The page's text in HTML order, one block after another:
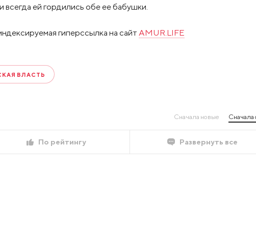
ей гордились обе ее бабушки.
гиперссылка на сайт AMUR.LIFE
ВЛАСТЬ
Сначала новые Сначала
По рейтингу Развернуть все